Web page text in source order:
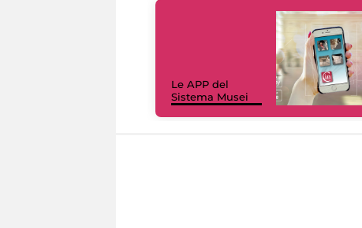
Le APP del
Sistema Musei